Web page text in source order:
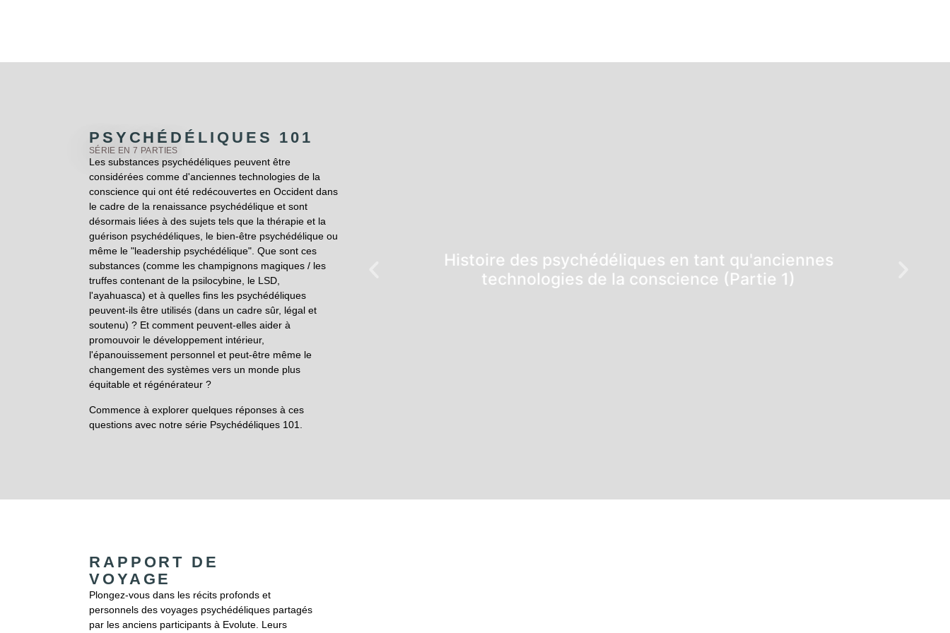
PSYCHÉDÉLIQUES 101
SÉRIE EN 7 PARTIES
Les substances psychédéliques peuvent être
considérées comme d'anciennes technologies de la
conscience qui ont été redécouvertes en Occident dans
le cadre de la renaissance psychédélique et sont
désormais liées à des sujets tels que la thérapie et la
guérison psychédéliques, le bien-être psychédélique ou
même le "leadership psychédélique". Que sont ces
substances (comme les champignons magiques / les
truffes contenant de la psilocybine, le LSD,
l'ayahuasca) et à quelles fins les psychédéliques
peuvent-ils être utilisés (dans un cadre sûr, légal et
soutenu) ? Et comment peuvent-elles aider à
promouvoir le développement intérieur,
l'épanouissement personnel et peut-être même le
changement des systèmes vers un monde plus
équitable et régénérateur ?
Commence à explorer quelques réponses à ces
questions avec notre série Psychédéliques 101.
Histoire des psychédéliques en tant qu'anciennes
technologies de la conscience (Partie 1)
RAPPORT DE
VOYAGE
Plongez-vous dans les récits profonds et
personnels des voyages psychédéliques partagés
par les anciens participants à Evolute. Leurs